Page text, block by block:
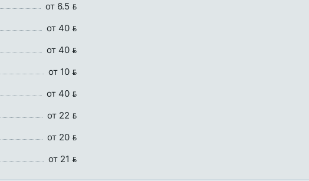
от 6.5 
от 40 
от 40 
от 10 
от 40 
от 22 
от 20 
от 21 